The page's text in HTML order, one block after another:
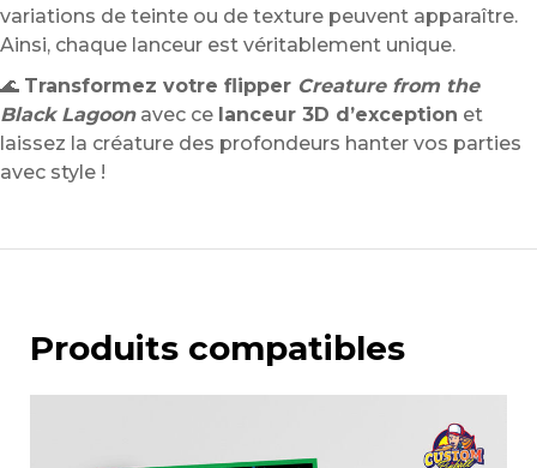
variations de teinte ou de texture peuvent apparaître.
Ainsi, chaque lanceur est véritablement unique.
🌊 Transformez votre flipper Creature from the
Black Lagoonavec ce lanceur 3D d’exception et
laissez la créature des profondeurs hanter vos parties
avec style !
Produits compatibles